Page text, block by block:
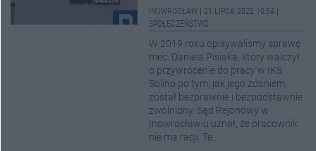
INOWROCŁAW 21 LIPCA 2022 10:54
SPOŁECZEŃSTWO
W 2019 roku opisywaliśmy sprawę
mec. Daniela Pisiaka, który walczył
o przywrócenie do pracy w IKS
Solino po tym, jak jego zdaniem,
został bezprawnie i bezpodstawnie
zwolniony. Sąd Rejonowy w
Inowrocławiu uznał, że pracownik
nie ma racji. Te...